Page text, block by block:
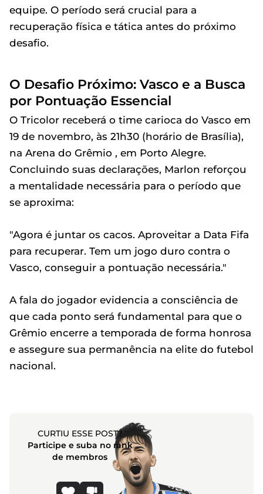
equipe. O período será crucial para a
recuperação física e tática antes do próximo
desafio.
O Desafio Próximo: Vasco e a Busca
por Pontuação Essencial
O Tricolor receberá o time carioca do Vasco em
19 de novembro, às 21h30 (horário de Brasília),
na Arena do Grêmio , em Porto Alegre.
Concluindo suas declarações, Marlon reforçou
a mentalidade necessária para o período que
se aproxima:
"Agora é juntar os cacos. Aproveitar a Data Fifa
para recuperar. Tem um jogo duro contra o
Vasco, conseguir a pontuação necessária."
A fala do jogador evidencia a consciência de
que cada ponto será fundamental para que o
Grêmio encerre a temporada de forma honrosa
e assegure sua permanência na elite do futebol
nacional.
CURTIU ESSE POST?
Participe e suba no rank
de membros